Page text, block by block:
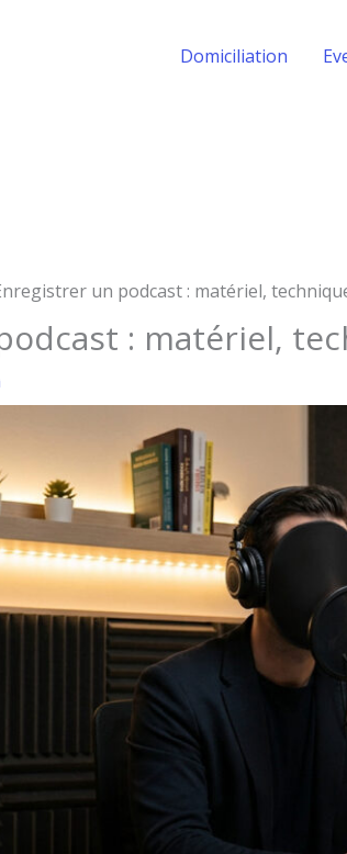
Domiciliation
un podcast : matériel,
: matériel,